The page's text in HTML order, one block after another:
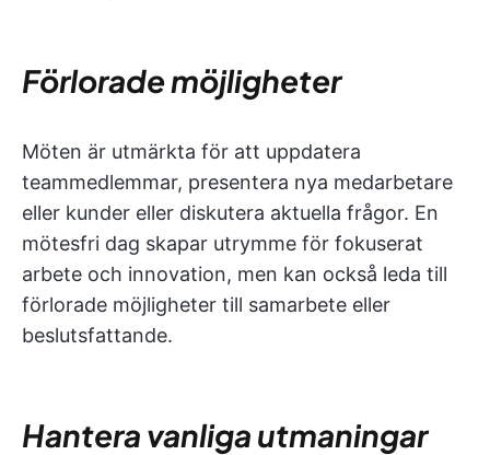
Förlorade möjligheter
Möten är utmärkta för att uppdatera
teammedlemmar, presentera nya medarbetare
eller kunder eller diskutera aktuella frågor. En
mötesfri dag skapar utrymme för fokuserat
arbete och innovation, men kan också leda till
förlorade möjligheter till samarbete eller
beslutsfattande.
Hantera vanliga utmaningar